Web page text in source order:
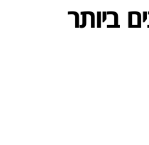
ביותר